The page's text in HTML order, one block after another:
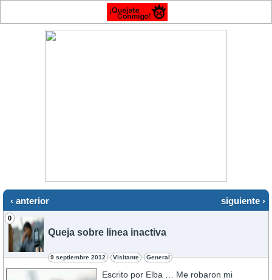
‹ anterior siguiente ›
0
Queja sobre linea inactiva
9 septiembre 2012 Visitante General
Escrito por Elba … Me robaron mi